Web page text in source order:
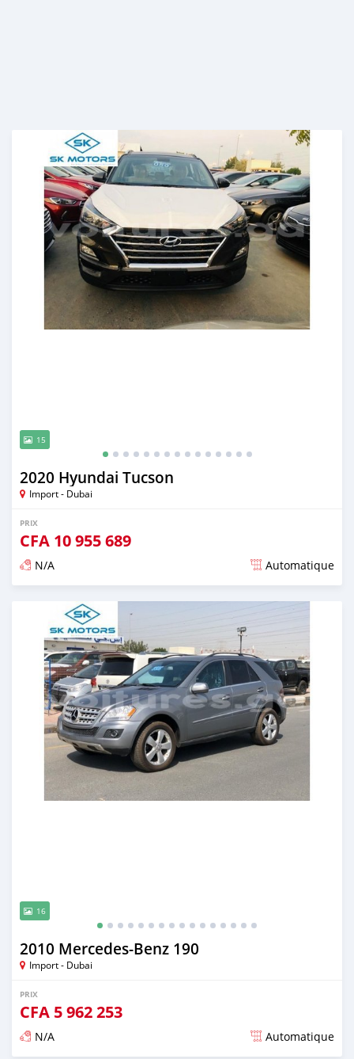
15
2020 Hyundai Tucson
Import - Dubai
PRIX
CFA 10 955 689
N/A Automatique
Publié il y a presque 6 ans
16
2010 Mercedes-Benz 190
Import - Dubai
PRIX
CFA 5 962 253
N/A Automatique